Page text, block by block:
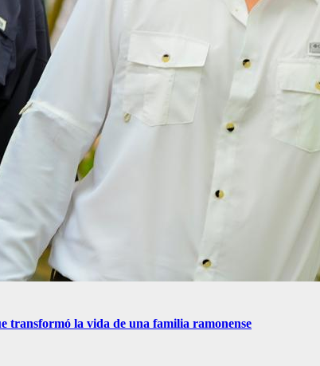
transformó la vida de una familia ramonense